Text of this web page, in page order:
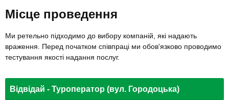
Місце проведення
Ми ретельно підходимо до вибору компаній, які надають
враження. Перед початком співпраці ми обов'язково проводимо
тестування якості надання послуг.
Відвідай - Туроператор (вул. Городоцька)